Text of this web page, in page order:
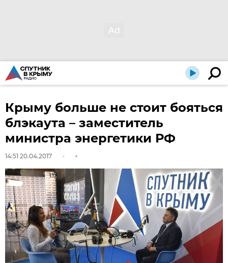
Крыму больше не стоит бояться
блэкаута – заместитель
министра энергетики РФ
14:51 20.04.2017